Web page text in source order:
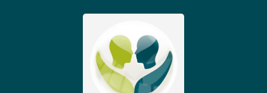
Internação Involuntária que Aceita Convenio
Clinica de Reabilitação Involuntaria
Clinica de Reabilitação de Drogas Feminina
Casa de Recuperação para Drogados
Clinica de Reabilitação Alcoolismo